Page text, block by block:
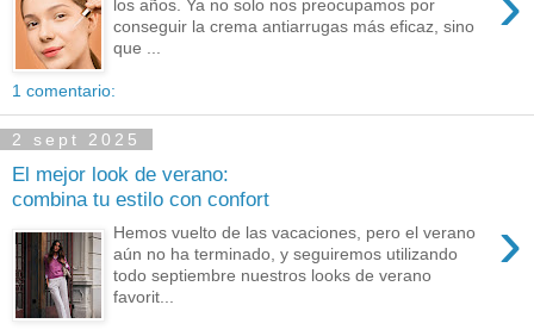
los años. Ya no solo nos preocupamos por
conseguir la crema antiarrugas más eficaz, sino
que ...
1 comentario:
2 sept 2025
El mejor look de verano:
combina tu estilo con confort
›
Hemos vuelto de las vacaciones, pero el verano
aún no ha terminado, y seguiremos utilizando
todo septiembre nuestros looks de verano
favorit...